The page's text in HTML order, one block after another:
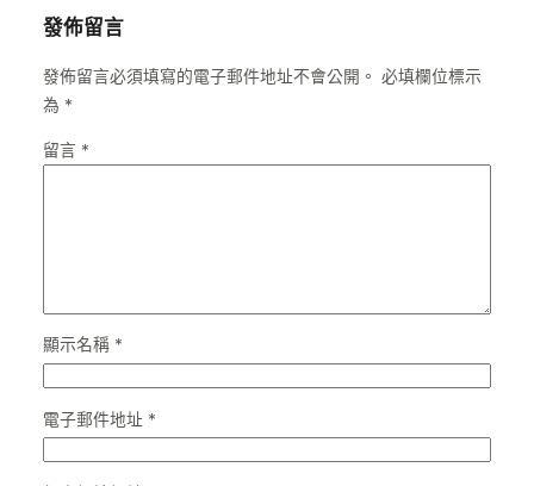
發佈留言
發佈留言必須填寫的電子郵件地址不會公開。 必填欄位標示
為 *
留言 *
顯示名稱 *
電子郵件地址 *